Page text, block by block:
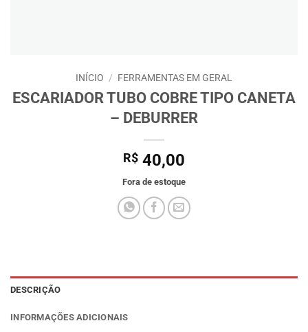
INÍCIO / FERRAMENTAS EM GERAL
ESCARIADOR TUBO COBRE TIPO CANETA
– DEBURRER
R$ 40,00
Fora de estoque
DESCRIÇÃO
INFORMAÇÕES ADICIONAIS